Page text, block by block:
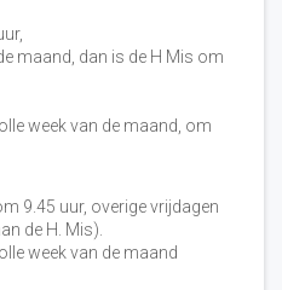
maand, dan is de H Mis om
week van de maand, om
9.45 uur, overige vrijdagen
de H. Mis).
week van de maand